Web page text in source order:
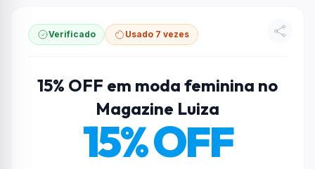
Verificado Usado 7 vezes
15% OFF em moda feminina no
Magazine Luiza
15% OFF